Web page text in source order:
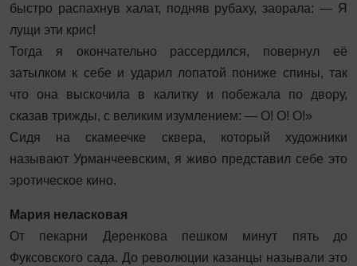
быстро распахнув халат, подняв рубаху, заорала: — Я
лущи эти крис!
Тогда я окончательно рассердился, повернул её
затылком к себе и ударил лопатой пониже спины, так
что она выскочила в калитку и побежала по двору,
сказав трижды, с великим изумлением: — О! О! О!»
Сидя на скамеечке сквера, который художники
называют Урманчеевским, я живо представил себе это
эротическое кино.
Мария неласковая
От пекарни Деренкова пешком минут пять до
Фуксовского сада. До революции казанцы называли это